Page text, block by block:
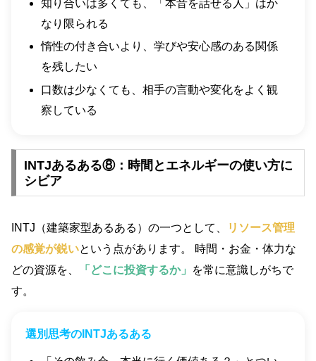
知り合いは多くても、「本音を話せる人」はか
なり限られる
惰性の付き合いより、学びや安心感のある関係
を残したい
口数は少なくても、相手の言動や変化をよく観
察している
INTJあるある⑧：時間とエネルギーの使い方に
シビア
INTJ（建築家型あるある）の一つとして、
リソース管理
の感覚が鋭いという点があります。 時間・お金・体力な
どの資源を、
「どこに投資するか」
を常に意識しがちで
す。
選別思考のINTJあるある